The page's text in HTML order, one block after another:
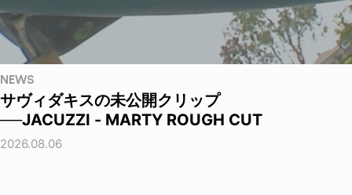
NEWS
サヴィダキスの未公開クリップ
──JACUZZI - MARTY ROUGH CUT
2026.08.06